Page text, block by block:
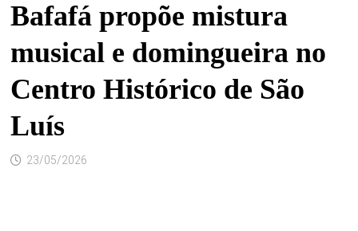
Bafafá propõe mistura
musical e domingueira no
Centro Histórico de São
Luís
23/05/2026